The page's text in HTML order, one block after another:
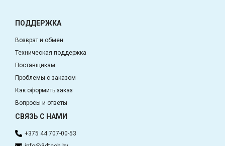
ПОДДЕРЖКА
Возврат и обмен
Техническая поддержка
Поставщикам
Проблемы с заказом
Как оформить заказ
Вопросы и ответы
СВЯЗЬ С НАМИ
+375 44 707-00-53